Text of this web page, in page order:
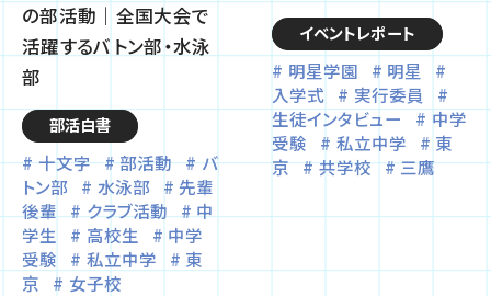
の部活動｜全国大会で
活躍するバトン部・水泳
部
部活白書
十文字 部活動
バ
トン部
水泳部
先輩
後輩
クラブ活動
中
学生
高校生
中学
受験
私立中学
東
京
女子校
イベントレポート
明星学園
明星
入学式
実行委員
生徒インタビュー
中学
受験
私立中学
東
京
共学校 三鷹